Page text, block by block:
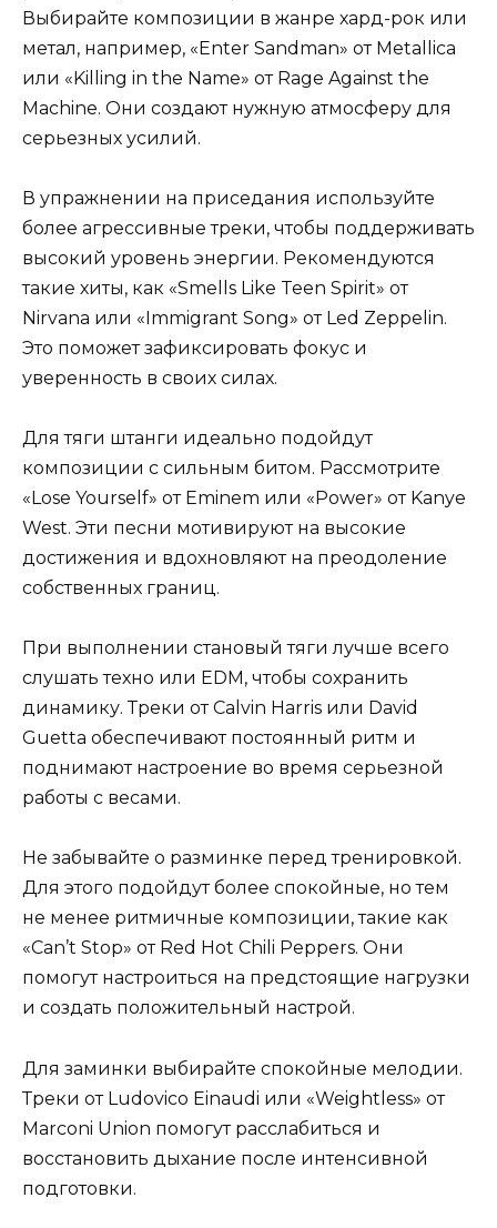
Выбирайте композиции в жанре хард-рок или
метал, например, «Enter Sandman» от Metallica
или «Killing in the Name» от Rage Against the
Machine. Они создают нужную атмосферу для
серьезных усилий.
В упражнении на приседания используйте
более агрессивные треки, чтобы поддерживать
высокий уровень энергии. Рекомендуются
такие хиты, как «Smells Like Teen Spirit» от
Nirvana или «Immigrant Song» от Led Zeppelin.
Это поможет зафиксировать фокус и
уверенность в своих силах.
Для тяги штанги идеально подойдут
композиции с сильным битом. Рассмотрите
«Lose Yourself» от Eminem или «Power» от Kanye
West. Эти песни мотивируют на высокие
достижения и вдохновляют на преодоление
собственных границ.
При выполнении становый тяги лучше всего
слушать техно или EDM, чтобы сохранить
динамику. Треки от Calvin Harris или David
Guetta обеспечивают постоянный ритм и
поднимают настроение во время серьезной
работы с весами.
Не забывайте о разминке перед тренировкой.
Для этого подойдут более спокойные, но тем
не менее ритмичные композиции, такие как
«Can’t Stop» от Red Hot Chili Peppers. Они
помогут настроиться на предстоящие нагрузки
и создать положительный настрой.
Для заминки выбирайте спокойные мелодии.
Треки от Ludovico Einaudi или «Weightless» от
Marconi Union помогут расслабиться и
восстановить дыхание после интенсивной
подготовки.